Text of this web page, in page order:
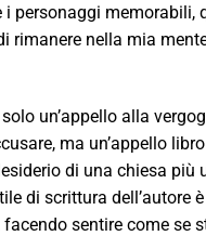
i personaggi memorabili,
rimanere nella mia
un’appello alla
ma un’appello
di una chiesa più
di scrittura dell’autore
sentire come se